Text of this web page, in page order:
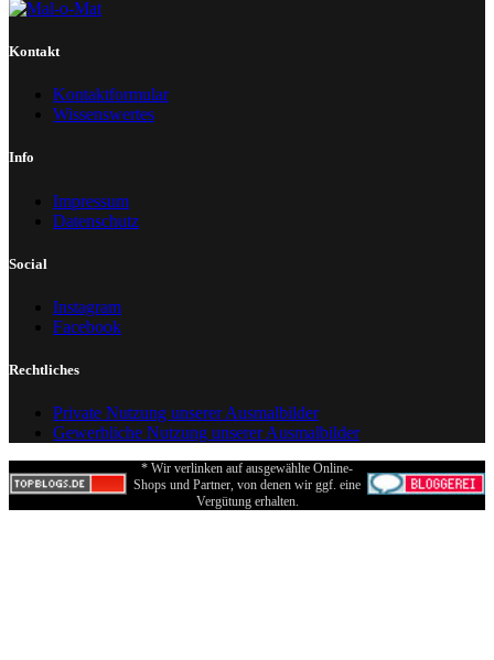
Kontakt
Kontaktformular
Wissenswertes
Info
Impressum
Datenschutz
Social
Instagram
Facebook
Rechtliches
Private Nutzung unserer Ausmalbilder
Gewerbliche Nutzung unserer Ausmalbilder
* Wir verlinken auf ausgewählte Online-
Shops und Partner, von denen wir ggf. eine
Vergütung erhalten.